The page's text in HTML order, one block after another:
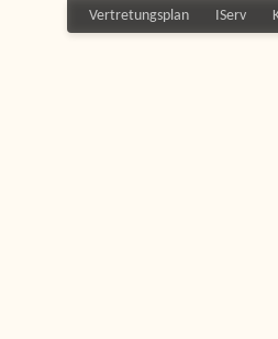
Vertretungsplan IServ